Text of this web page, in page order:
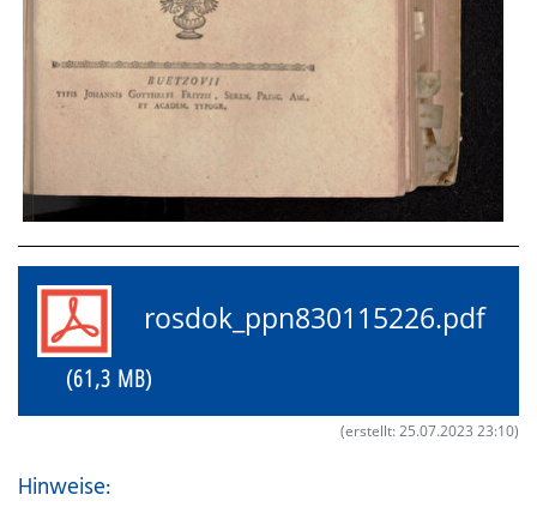
rosdok_ppn830115226.pdf
(61,3 MB)
(erstellt: 25.07.2023 23:10)
Hinweise: